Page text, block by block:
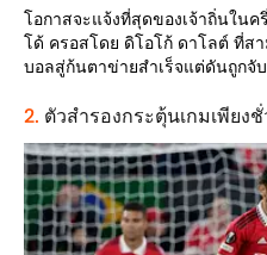
โอกาสจะแจ้งที่สุดของเจ้าถิ่นใน
โด้ ครอสโดย ดิโอโก้ ดาโลต์ ที่ส
บอลสู่ก้นตาข่ายสำเร็จแต่ดันถูกจั
2. ตัวสำรองกระตุ้นเกมเพียง